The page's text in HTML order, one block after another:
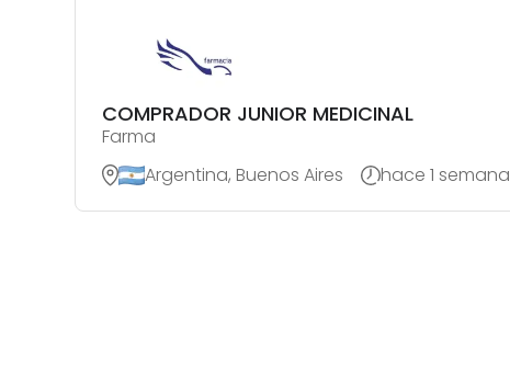
COMPRADOR JUNIOR MEDICINAL
Farma
Argentina, Buenos Aires
hace 1 semana